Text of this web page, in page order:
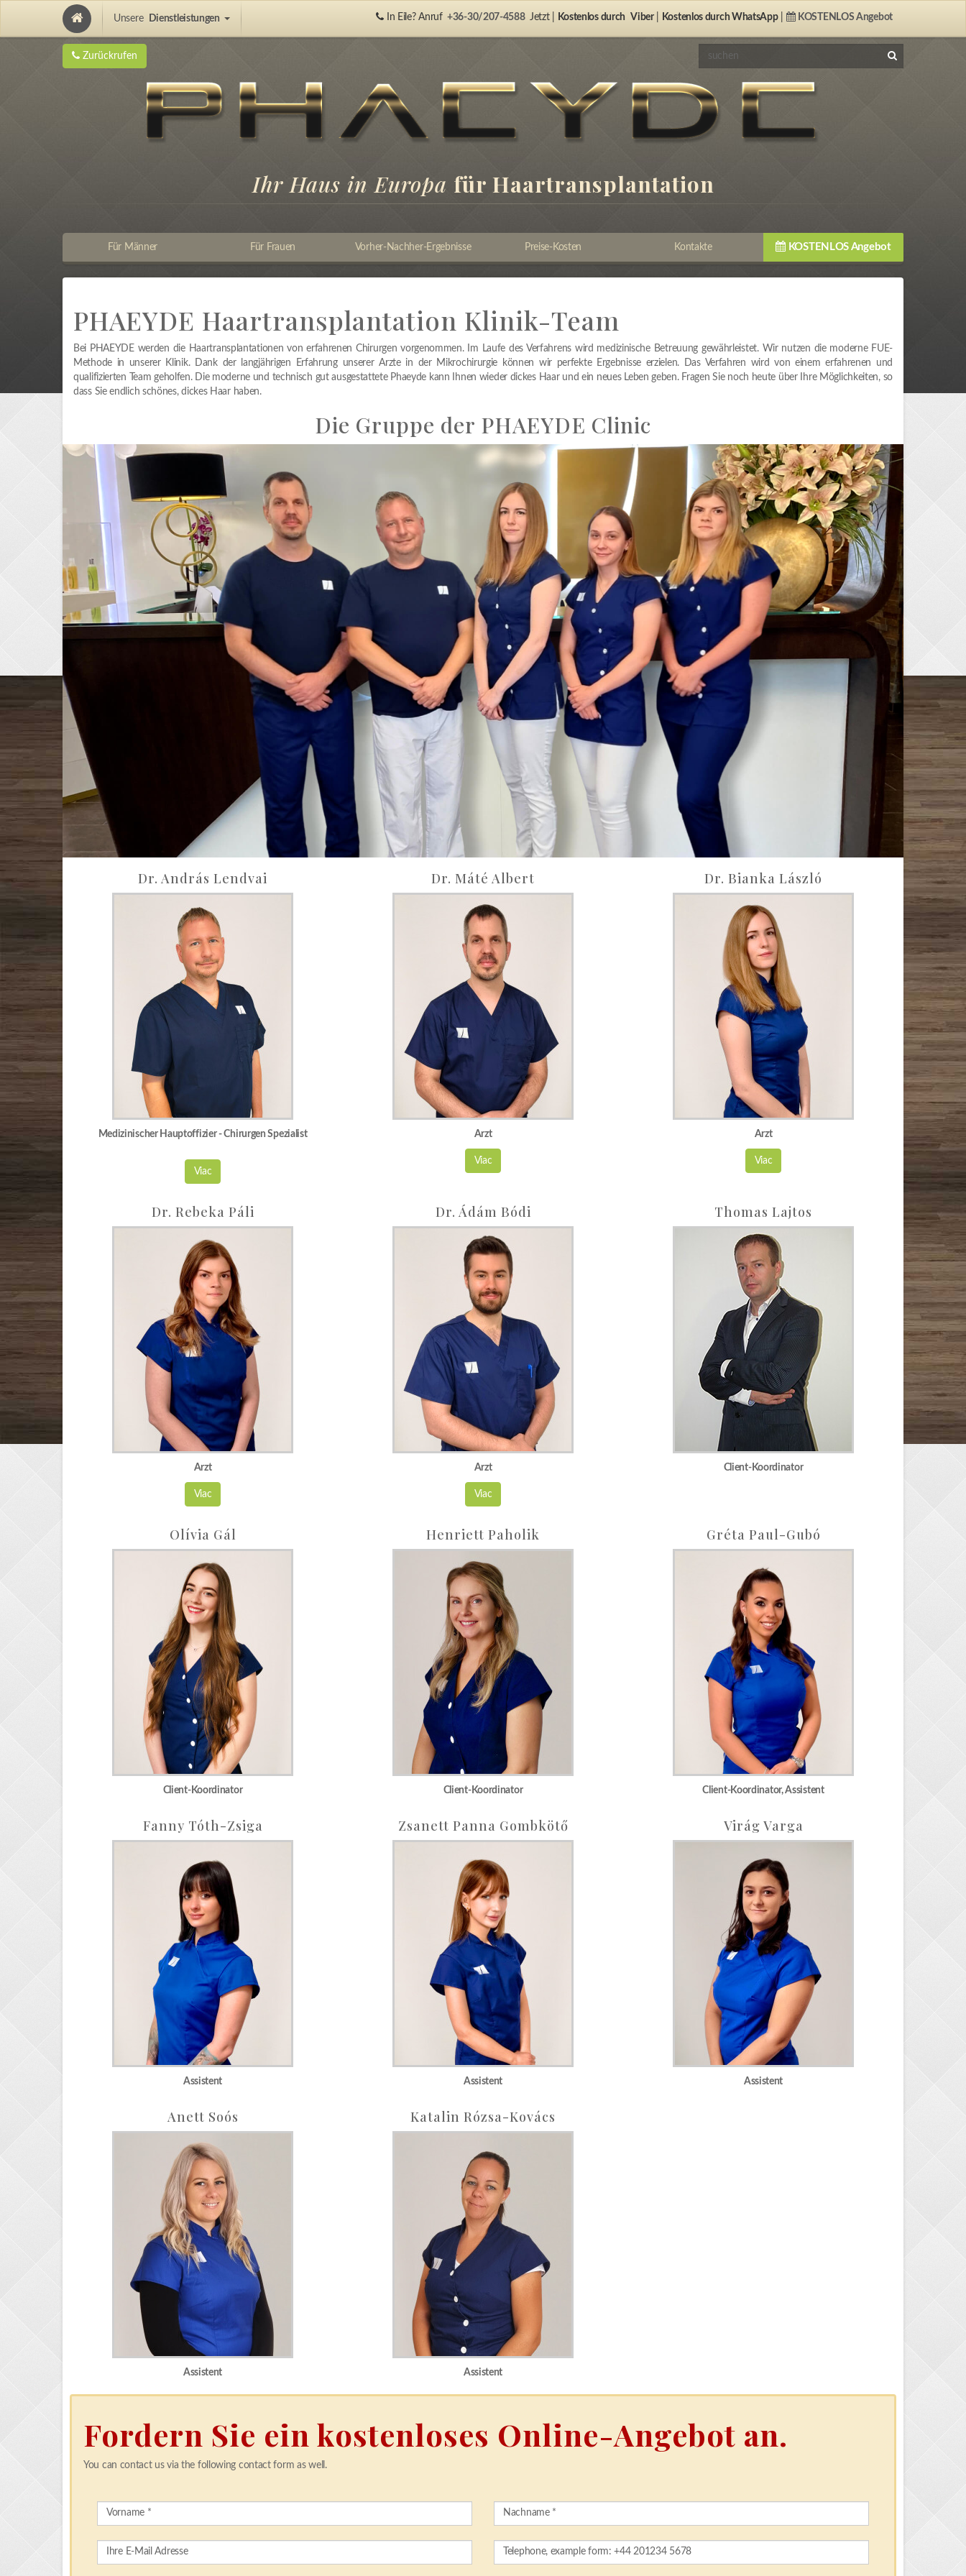
Unsere Dienstleistungen In Eile? Anruf +36-30/207-4588 Jetzt | Kostenlos durch Viber| Kostenlos durchWhatsApp| KOSTENLOS Angebot
Zurückrufen
Ihr Haus in Europa für Haartransplantation
Für Männer Für Frauen Vorher-Nachher-Ergebnisse Preise-Kosten Kontakte KOSTENLOS Angebot
PHAEYDE Haartransplantation Klinik-Team
Bei PHAEYDE werden die Haartransplantationen von erfahrenen Chirurgen vorgenommen. Im Laufe des Verfahrens wird medizinische Betreuung gewährleistet. Wir nutzen die moderne FUE-
Methode in unserer Klinik. Dank der langjährigen Erfahrung unserer Arzte in der Mikrochirurgie können wir perfekte Ergebnisse erzielen. Das Verfahren wird von einem erfahrenen und
qualifizierten Team geholfen. Die moderne und technisch gut ausgestattete Phaeyde kann Ihnen wieder dickes Haar und ein neues Leben geben. Fragen Sie noch heute über Ihre Möglichkeiten, so
dass Sie endlich schönes, dickes Haar haben.
Die Gruppe der PHAEYDE Clinic
Dr. András Lendvai
Medizinischer Hauptoffizier - Chirurgen Spezialist
Viac
Dr. Máté Albert
Arzt
Viac
Dr. Bianka László
Arzt
Viac
Dr. Rebeka Páli
Arzt
Viac
Dr. Ádám Bódi
Arzt
Viac
Thomas Lajtos
Client-Koordinator
Olívia Gál
Client-Koordinator
Henriett Paholik
Client-Koordinator
Gréta Paul-Gubó
Client-Koordinator, Assistent
Fanny Tóth-Zsiga
Assistent
Zsanett Panna Gombkötő
Assistent
Virág Varga
Assistent
Anett Soós
Assistent
Katalin Rózsa-Kovács
Assistent
Fordern Sie ein kostenloses Online-Angebot an.
You can contact us via the following contact form as well.